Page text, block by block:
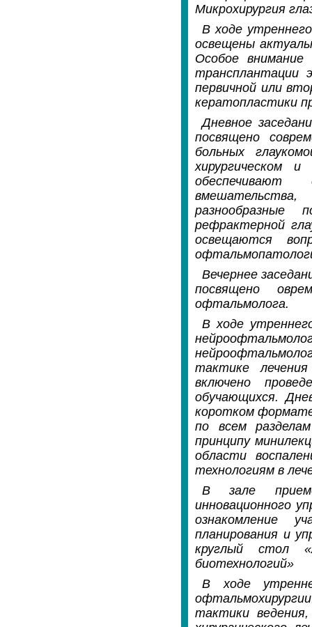
Микрохирургия
В ходе
освещены
Особое
трансплантации
первичной или
кератопластики
Дневное
посвящено
больных
хирургическом
обеспечивают
разнообразные
рефрактерной
освещаются
Вечернее
посвящено
офтальмолога.
В ходе
тактике
включено
обучающихся.
коротком формате
по всем
принципу
области
технологиям в
В зале
инновационного
ознакомление
планирования и
круглый стол
биотехнологий»
В ходе
тактики